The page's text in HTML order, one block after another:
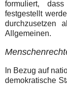
formuliert,
festgestellt
durchzusetzen
Allgemeinen.
In Bezug auf
demokratische